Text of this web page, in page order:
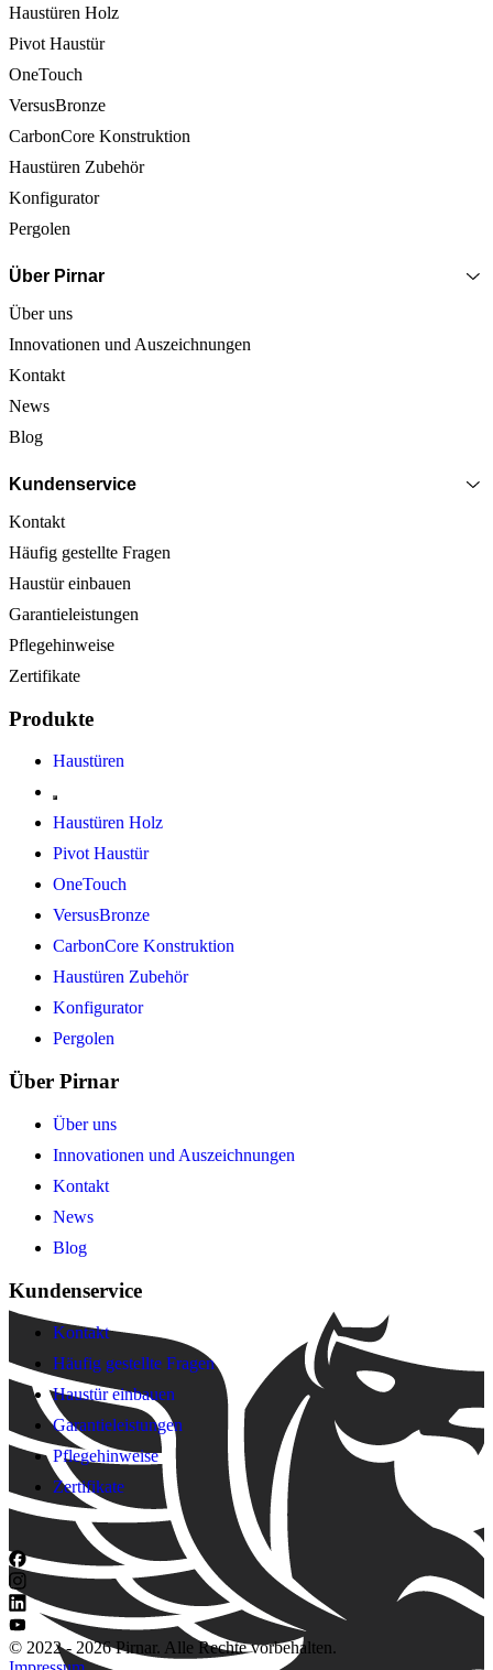
Haustüren Holz
Pivot Haustür
OneTouch
VersusBronze
CarbonCore Konstruktion
Haustüren Zubehör
Konfigurator
Pergolen
Über Pirnar
Über uns
Innovationen und Auszeichnungen
Kontakt
News
Blog
Kundenservice
Kontakt
Häufig gestellte Fragen
Haustür einbauen
Garantieleistungen
Pflegehinweise
Zertifikate
Produkte
Haustüren
Haustüren Holz
Pivot Haustür
OneTouch
VersusBronze
CarbonCore Konstruktion
Haustüren Zubehör
Konfigurator
Pergolen
Über Pirnar
Über uns
Innovationen und Auszeichnungen
Kontakt
News
Blog
Kundenservice
Kontakt
Häufig gestellte Fragen
Haustür einbauen
Garantieleistungen
Pflegehinweise
Zertifikate
© 2022 - 2026 Pirnar. Alle Rechte vorbehalten.